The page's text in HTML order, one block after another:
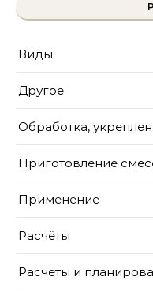
Виды
Другое
Обработка,
Приготовление
Применение
Расчёты
Расчеты и